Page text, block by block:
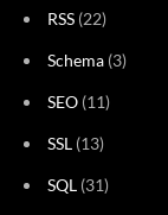
RSS (22)
Schema (3)
SEO (11)
SSL (13)
SQL (31)